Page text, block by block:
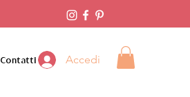
Contatti Accedi